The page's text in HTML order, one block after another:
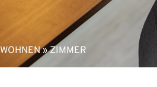
WOHNEN»ZIMMER